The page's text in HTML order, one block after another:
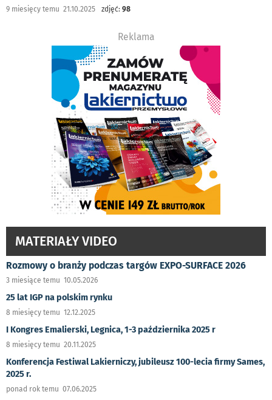
9 miesięcy temu 21.10.2025 zdjęć: 98
Reklama
MATERIAŁY VIDEO
Rozmowy o branży podczas targów EXPO-SURFACE 2026
3 miesiące temu 10.05.2026
25 lat IGP na polskim rynku
8 miesięcy temu 12.12.2025
I Kongres Emalierski, Legnica, 1-3 października 2025 r
8 miesięcy temu 20.11.2025
Konferencja Festiwal Lakierniczy, jubileusz 100-lecia firmy Sames,
2025 r.
ponad rok temu 07.06.2025